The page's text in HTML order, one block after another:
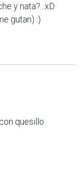
y nata?...xD
gutan) :)
quesillo